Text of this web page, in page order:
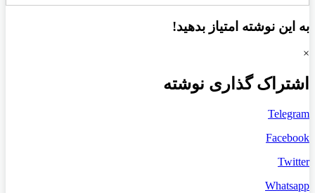
به این نوشته امتیاز بدهید!
×
اشتراک گذاری نوشته
Telegram
Facebook
Twitter
Whatsapp